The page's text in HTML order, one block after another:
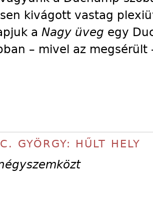
kivágott vastag
a Nagy üveg egy
– mivel az
GYÖRGY: HŰLT HELY